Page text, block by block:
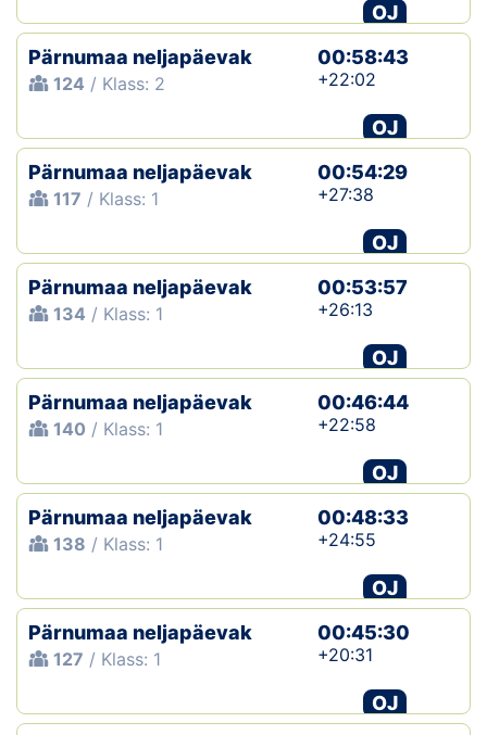
OJ
Pärnumaa neljapäevak
124 / Klass: 2
00:58:43
+22:02
OJ
Pärnumaa neljapäevak
117 / Klass: 1
00:54:29
+27:38
OJ
Pärnumaa neljapäevak
134 / Klass: 1
00:53:57
+26:13
OJ
Pärnumaa neljapäevak
140 / Klass: 1
00:46:44
+22:58
OJ
Pärnumaa neljapäevak
138 / Klass: 1
00:48:33
+24:55
OJ
Pärnumaa neljapäevak
127 / Klass: 1
00:45:30
+20:31
OJ